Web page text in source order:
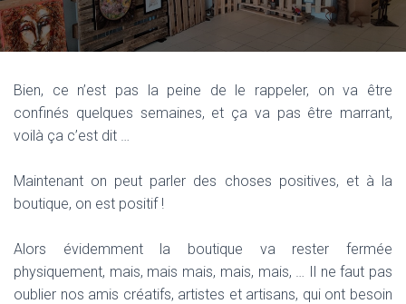
A
N
G
A
N
Bien, ce n’est pas la peine de le rappeler, on va être
confinés quelques semaines, et ça va pas être marrant,
voilà ça c’est dit …
Maintenant on peut parler des choses positives, et à la
boutique, on est positif !
Alors évidemment la boutique va rester fermée
physiquement, mais, mais mais, mais, mais, … Il ne faut pas
oublier nos amis créatifs, artistes et artisans, qui ont besoin